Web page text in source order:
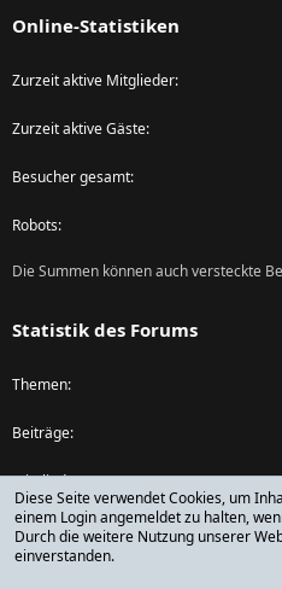
Online-Statistiken
Zurzeit aktive Mitglieder
Zurzeit aktive Gäste
Besucher gesamt
Robots
Die Summen können auch versteckte
Statistik des Forums
Themen
Beiträge
Mitglieder
Neuestes Mitglied
Diese Seite verwendet Cookies, um
einem Login angemeldet zu halten,
Durch die weitere Nutzung unserer
einverstanden.